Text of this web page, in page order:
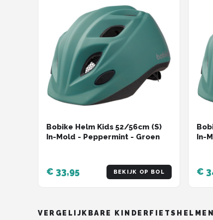
Bobike Helm Kids 52/56cm (S)
In-Mold - Peppermint - Groen
€ 33,95 BEKIJK OP BOL
In-
€
VERGELIJKBARE KINDERFIETSHELMEN